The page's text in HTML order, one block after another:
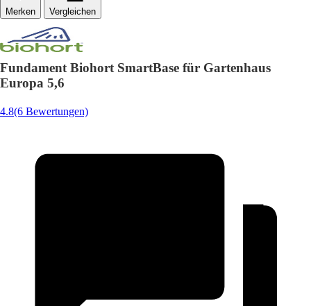
Vergleichen
Fundament Biohort SmartBase für Gartenhaus
Europa 5,6
4.8(6 Bewertungen)